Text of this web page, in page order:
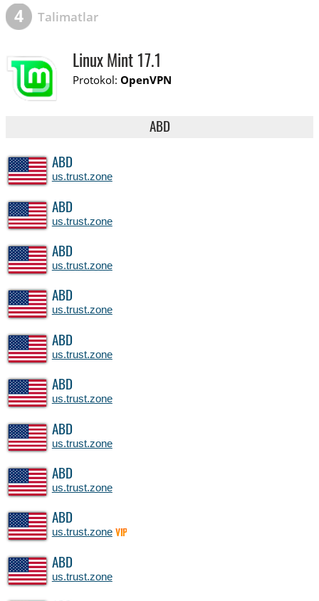
4 Talimatlar
Linux Mint 17.1
Protokol:OpenVPN
ABD
ABD
us.trust.zone
ABD
us.trust.zone
ABD
us.trust.zone
ABD
us.trust.zone
ABD
us.trust.zone
ABD
us.trust.zone
ABD
us.trust.zone
ABD
us.trust.zone
ABD
us.trust.zone VIP
ABD
us.trust.zone